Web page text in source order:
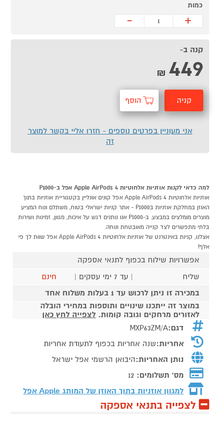
כמות
+
-
קנה ב-
449
₪
קניה הוסף
אני מעוניין בפרטים נוספים - חזרו אליי בקשר למוצר
זה
למה כדאי לקנות אוזניות אלחוטיות Apple AirPods 4 אפל ב-P1000
אוזניות אלחוטיות Apple AirPods 4 אפל קונים אונליין בקטגוריית אוזניות בתוך
האוזן במחלקת אוזניות בP1000 - אתר קניות ישראלי בטוח, משתלם ונוח המציע
מוצרים מומלצים במבצע. ב-P1000 אנו נותנים דגש על איכות, מגוון, זמינות ושירות
בלתי מתפשרים לצד קנייה מאובטחת ונוחה.
אצלנו, קניות באינטרנט של אוזניות אלחוטיות Apple AirPods 4 אפל שוות לך פי
אלף!
אפשרויות שילוח בכפוף לתנאי אספקה
שליח
| עד 7 ימי עסקים |
חינם
במכירה זו ניתן לרכוש עד 1 בעלות משלוח אחד
במוצר זה ייתכנו שינויים ותוספות במחירי הובלה
לאזורים מרחקים וגובה קומות. לצפייה לחץ כאן
דגם:MXP63ZM/A
אחריות:שנה אחריות בכפוף לתעודת אחריות
נותן האחריות:היבואן הרשמי אפל ישראל
מס' תשלומים: 12
למגוון אוזניות בתוך האוזן של המותג Apple אפל
לצפייה בתנאי אספקה